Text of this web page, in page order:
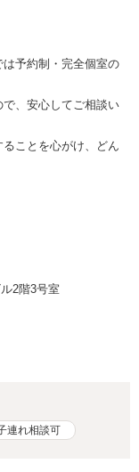
予約制・完全個室の
、安心してご相談い
ことを心がけ、どん
2階3号室
連れ相談可